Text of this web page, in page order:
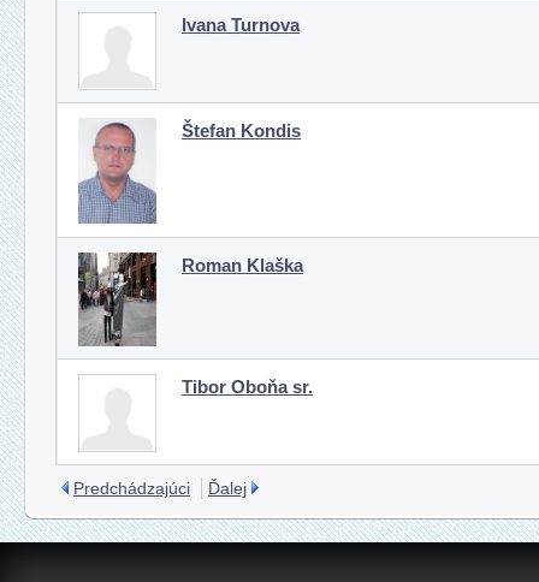
Ivana Turnova
Štefan Kondis
Roman Klaška
Tibor Oboňa sr.
Predchádzajúci Ďalej